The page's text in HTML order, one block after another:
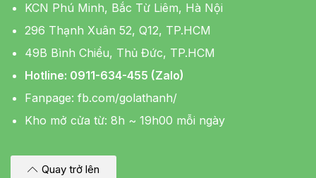
KCN Phú Minh, Bắc Từ Liêm, Hà Nội
296 Thạnh Xuân 52, Q12, TP.HCM
49B Bình Chiểu, Thủ Đức, TP.HCM
Hotline: 0911-634-455 (Zalo)
Fanpage: fb.com/golathanh/
Kho mở cửa từ: 8h ~ 19h00 mỗi ngày
Quay trở lên